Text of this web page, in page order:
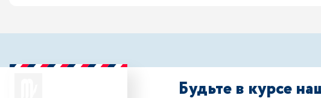
Будьте в курсе